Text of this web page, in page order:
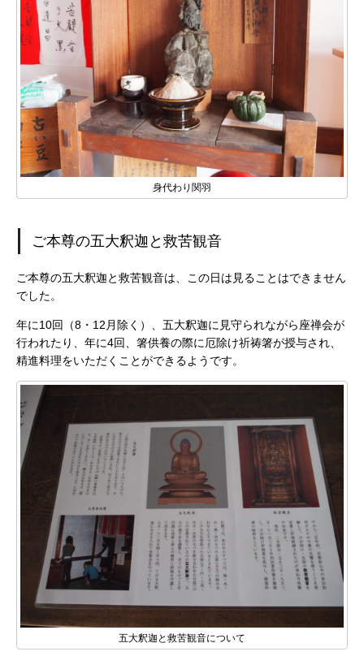
身代わり関羽
ご本尊の五大釈迦と救苦観音
ご本尊の五大釈迦と救苦観音は、この日は見ることはできません
でした。
年に10回（8・12月除く）、五大釈迦に見守られながら座禅会が
行われたり、年に4回、箸供養の際に厄除け祈祷箸が授与され、
精進料理をいただくことができるようです。
五大釈迦と救苦観音について